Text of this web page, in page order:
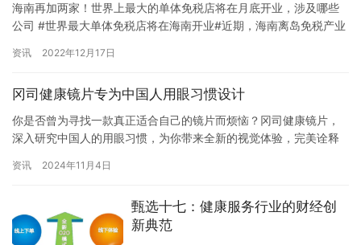
海南再加两家！世界上最大的单体免税店将在月底开业，涉及哪些
公司 #世界最大单体免税店将在海南开业#近期，海南离岛免税产业
家。其中，海口国际免税城开业后将成为全球最大的单体免税店。
股旗下多家上市公司都在积极布局海南免税业务。 海南将再增加两
家免…
资讯 2022年12月17日
冈司健康镜片专为中国人用眼习惯设计
你是否曾为寻找一款真正适合自己的镜片而烦恼？冈司健康镜片，
深入研究中国人的用眼习惯，为你带来全新的视觉体验，完美诠释
间近距离用眼 现代中国人的生活方式中，大量时间花费在阅读、使
用先进的光学设计，能够有效减轻眼睛在长时间近距离聚焦时的疲…
资讯 2024年11月4日
甄选十七：健康服务行业的财经创
新典范